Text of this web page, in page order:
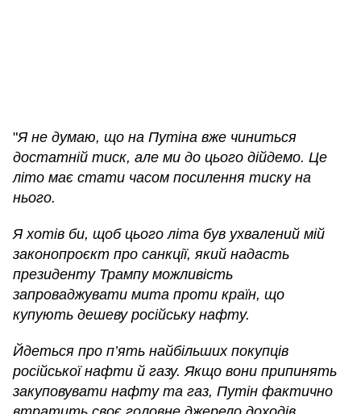
"Я не думаю, що на Путіна вже чиниться
достатній тиск, але ми до цього дійдемо. Це
літо має стати часом посилення тиску на
нього.
Я хотів би, щоб цього літа був ухвалений мій
законопроєкт про санкції, який надасть
президенту Трампу можливість
запроваджувати мита проти країн, що
купують дешеву російську нафту.
Йдеться про п’ять найбільших покупців
російської нафти й газу. Якщо вони припинять
закуповувати нафту та газ, Путін фактично